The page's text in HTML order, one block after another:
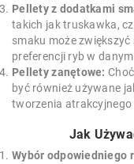
Pellety z dodatkami
takich jak truskawka,
smaku może
preferencji ryb w
Pellety zanętowe:
być również używane
tworzenia atrakcyjnego
Jak
Wybór odpowiedniego